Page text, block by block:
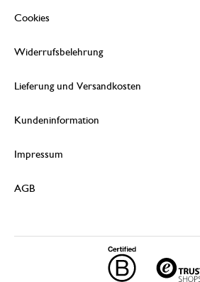
Cookies
Widerrufsbelehrung
Lieferung und Versandkosten
Kundeninformation
Impressum
AGB